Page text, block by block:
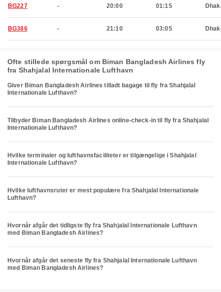
BG227 - 20:00 01:15
BG386 - 21:10 03:05
Ofte stillede spørgsmål om Biman Bangladesh Airlines fly
fra Shahjalal Internationale Lufthavn
Giver Biman Bangladesh Airlines tilladt bagage til fly fra Shahjalal
Internationale Lufthavn?
Tilbyder Biman Bangladesh Airlines online-check-in til fly fra Shahjalal
Internationale Lufthavn?
Hvilke terminaler og lufthavnsfaciliteter er tilgængelige i Shahjalal
Internationale Lufthavn?
Hvilke lufthavnsruter er mest populære fra Shahjalal Internationale
Lufthavn?
Hvornår afgår det tidligste fly fra Shahjalal Internationale Lufthavn
med Biman Bangladesh Airlines?
Hvornår afgår det seneste fly fra Shahjalal Internationale Lufthavn
med Biman Bangladesh Airlines?